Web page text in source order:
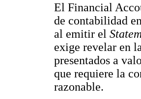
El Financial
de contabilidad
al emitir el
exige revelar en
presentados a
que requiere la
razonable.